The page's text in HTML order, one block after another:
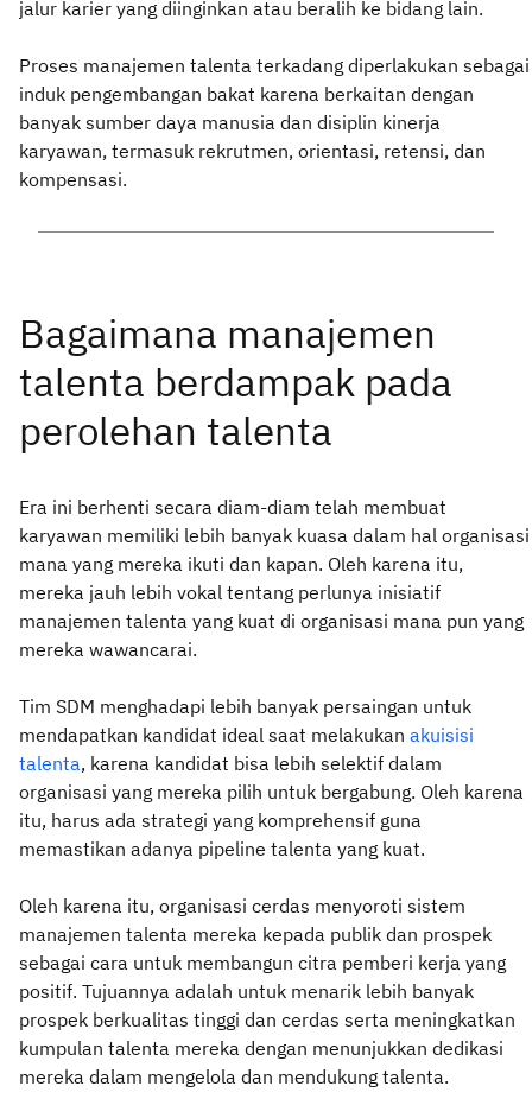
jalur karier yang diinginkan atau beralih ke bidang lain.
Proses manajemen talenta terkadang diperlakukan sebagai
induk pengembangan bakat karena berkaitan dengan
banyak sumber daya manusia dan disiplin kinerja
karyawan, termasuk rekrutmen, orientasi, retensi, dan
kompensasi.
Era ini berhenti secara diam-diam telah membuat
karyawan memiliki lebih banyak kuasa dalam hal organisasi
mana yang mereka ikuti dan kapan. Oleh karena itu,
mereka jauh lebih vokal tentang perlunya inisiatif
manajemen talenta yang kuat di organisasi mana pun yang
mereka wawancarai.
Tim SDM menghadapi lebih banyak persaingan untuk
mendapatkan kandidat ideal saat melakukan akuisisi
talenta, karena kandidat bisa lebih selektif dalam
organisasi yang mereka pilih untuk bergabung. Oleh karena
itu, harus ada strategi yang komprehensif guna
memastikan adanya pipeline talenta yang kuat.
Oleh karena itu, organisasi cerdas menyoroti sistem
manajemen talenta mereka kepada publik dan prospek
sebagai cara untuk membangun citra pemberi kerja yang
positif. Tujuannya adalah untuk menarik lebih banyak
prospek berkualitas tinggi dan cerdas serta meningkatkan
kumpulan talenta mereka dengan menunjukkan dedikasi
mereka dalam mengelola dan mendukung talenta.